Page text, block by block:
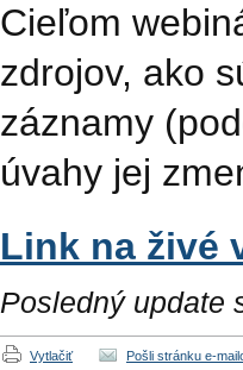
Cieľom
zdrojov, ako
záznamy
úvahy jej
Link na živé
Posledný update
Vytlačiť Pošli stránku e-